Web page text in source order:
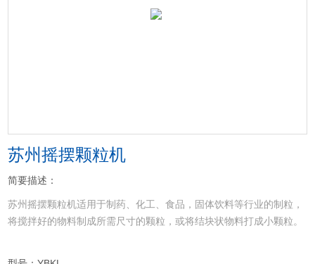
苏州摇摆颗粒机
简要描述：
苏州摇摆颗粒机适用于制药、化工、食品，固体饮料等行业的制粒，
将搅拌好的物料制成所需尺寸的颗粒，或将结块状物料打成小颗粒。